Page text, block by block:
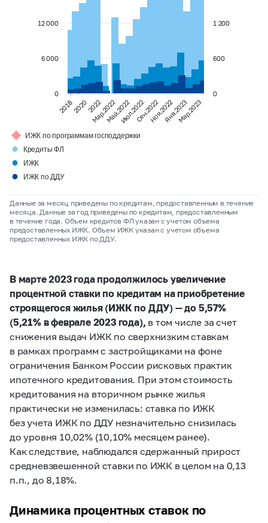
201820202022
Мар.2022Май.2022Июл.2022Сен.2022Ноя.2022Янв.2023Мар.2023
0
6 000
12 000
0
600
1 200
◆ ИЖК по программам господдержки
● Кредиты ФЛ
● ИЖК
● ИЖК по ДДУ
Данные за месяц приведены по кредитам, предоставленным в течение
месяца. Данные за год приведены по кредитам, предоставленным
в течение года. Объем кредитов ФЛ указан с учетом объема
предоставленных ИЖК. Объем ИЖК указан с учетом объема
предоставленных ИЖК по ДДУ.
В марте 2023 года продолжилось увеличение
процентной ставки по кредитам на приобретение
строящегося жилья (ИЖК по ДДУ) — до 5,57%
(5,21% в феврале 2023 года), в том числе за счет
снижения выдач ИЖК по сверхнизким ставкам
в рамках программ с застройщиками на фоне
ограничения Банком России рисковых практик
ипотечного кредитования. При этом стоимость
кредитования на вторичном рынке жилья
практически не изменилась: ставка по ИЖК
без учета ИЖК по ДДУ незначительно снизилась
до уровня 10,02% (10,10% месяцем ранее).
Как следствие, наблюдался сдержанный прирост
средневзвешенной ставки по ИЖК в целом на 0,13
п.п., до 8,18%.
Динамика процентных ставок по